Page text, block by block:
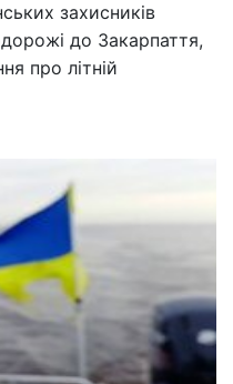
захисників
до Закарпаття,
про літній